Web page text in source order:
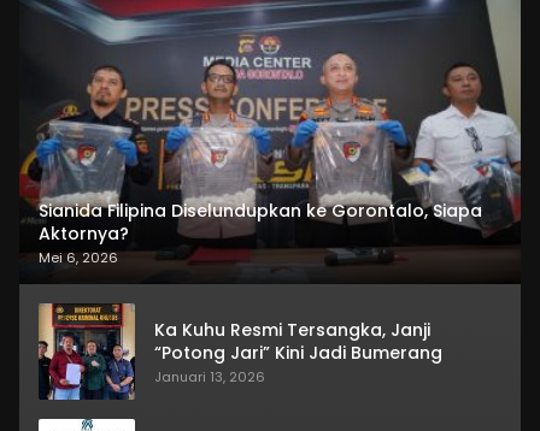
Sianida Filipina Diselundupkan ke Gorontalo, Siapa
Aktornya?
Mei 6, 2026
Ka Kuhu Resmi Tersangka, Janji
“Potong Jari” Kini Jadi Bumerang
Januari 13, 2026